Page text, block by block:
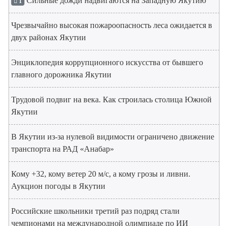
Чрезвычайно высокая пожароопасность леса ожидается в
двух районах Якутии
Энциклопедия коррупционного искусства от бывшего
главного дорожника Якутии
Трудовой подвиг на века. Как строилась столица Южной
Якутии
В Якутии из-за нулевой видимости ограничено движение
транспорта на РАД «Анабар»
Кому +32, кому ветер 20 м/с, а кому грозы и ливни.
Аукцион погоды в Якутии
Российские школьники третий раз подряд стали
чемпионами на международной олимпиаде по ИИ